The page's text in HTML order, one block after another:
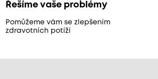
Řešíme vaše problémy
Pomůžeme vám se zlepšením
zdravotních potíží